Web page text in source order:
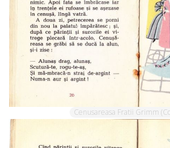
Cenusareasa Fratii Grimm